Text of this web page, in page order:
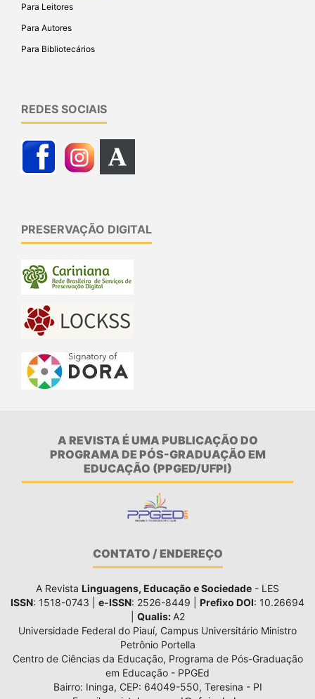
Para Leitores
Para Autores
Para Bibliotecários
REDES SOCIAIS
PRESERVAÇÃO DIGITAL
A REVISTA É UMA PUBLICAÇÃO DO
PROGRAMA DE PÓS-GRADUAÇÃO EM
EDUCAÇÃO (PPGED/UFPI)
CONTATO / ENDEREÇO
A Revista Linguagens, Educação e Sociedade - LES
ISSN: 1518-0743 | e-ISSN: 2526-8449 | Prefixo DOI: 10.26694
Qualis: A2
Universidade Federal do Piauí, Campus Universitário Ministro
Petrônio Portella
Centro de Ciências da Educação, Programa de Pós-Graduação
em Educação - PPGEd
Bairro: Ininga, CEP: 64049-550, Teresina - PI